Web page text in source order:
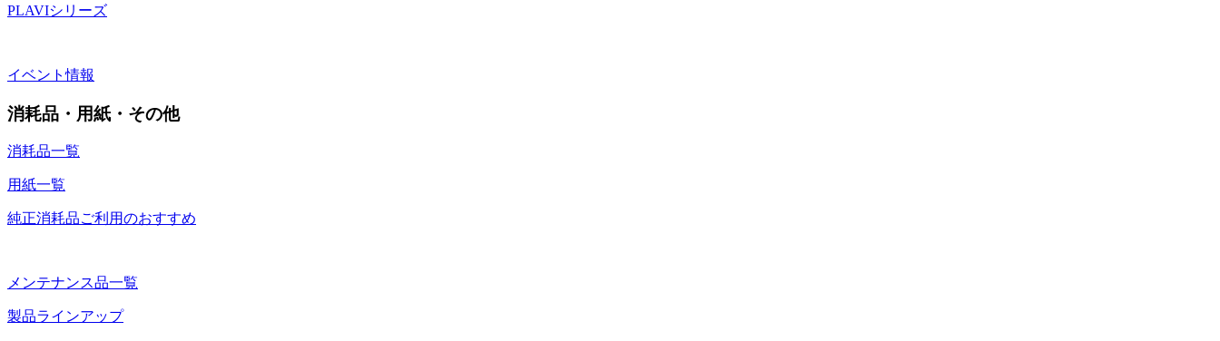
PLAVIシリーズ
イベント情報
消耗品・用紙・その他
消耗品一覧
用紙一覧
純正消耗品ご利用のおすすめ
メンテナンス品一覧
製品ラインアップ